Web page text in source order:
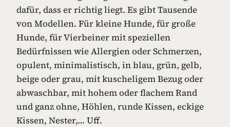
dafür, dass er richtig liegt. Es gibt Tausende
von Modellen. Für kleine Hunde, für große
Hunde, für Vierbeiner mit speziellen
Bedürfnissen wie Allergien oder Schmerzen,
opulent, minimalistisch, in blau, grün, gelb,
beige oder grau, mit kuscheligem Bezug oder
abwaschbar, mit hohem oder flachem Rand
und ganz ohne, Höhlen, runde Kissen, eckige
Kissen, Nester,… Uff.